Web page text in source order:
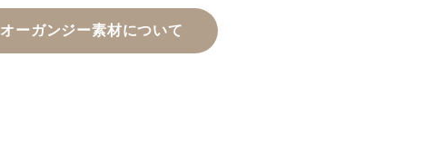
オーガンジー素材について